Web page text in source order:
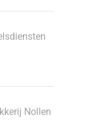
Nollen